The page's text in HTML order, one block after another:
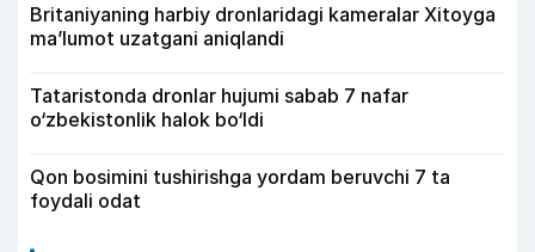
Britaniyaning harbiy dronlaridagi kameralar Xitoyga
ma’lumot uzatgani aniqlandi
Tataristonda dronlar hujumi sabab 7 nafar
o‘zbekistonlik halok bo‘ldi
Qon bosimini tushirishga yordam beruvchi 7 ta
foydali odat